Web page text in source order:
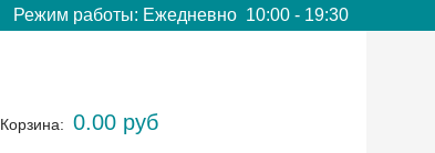
Режим работы: Ежедневно 10:00 - 19:30
Корзина: 0.00 руб